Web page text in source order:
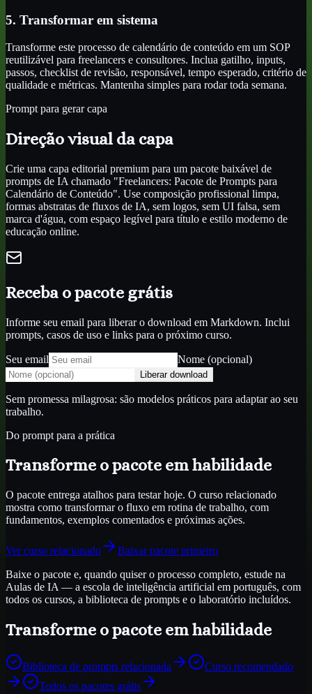
5. Transformar em sistema
Transforme este processo de calendário de conteúdo em um SOP
reutilizável para freelancers e consultores. Inclua gatilho, inputs,
passos, checklist de revisão, responsável, tempo esperado, critério de
qualidade e métricas. Mantenha simples para rodar toda semana.
Prompt para gerar capa
Direção visual da capa
Crie uma capa editorial premium para um pacote baixável de
prompts de IA chamado "Freelancers: Pacote de Prompts para
Calendário de Conteúdo". Use composição profissional limpa,
formas abstratas de fluxos de IA, sem logos, sem UI falsa, sem
marca d'água, com espaço legível para título e estilo moderno de
educação online.
Receba o pacote grátis
Informe seu email para liberar o download em Markdown. Inclui
prompts, casos de uso e links para o próximo curso.
Seu email Nome (opcional)
Liberar download
Sem promessa milagrosa: são modelos práticos para adaptar ao seu
trabalho.
Do prompt para a prática
Transforme o pacote em habilidade
O pacote entrega atalhos para testar hoje. O curso relacionado
mostra como transformar o fluxo em rotina de trabalho, com
fundamentos, exemplos comentados e próximas ações.
Ver curso relacionado
Baixar pacote primeiro
Baixe o pacote e, quando quiser o processo completo, estude na
Aulas de IA — a escola de inteligência artificial em português, com
todos os cursos, a biblioteca de prompts e o laboratório incluídos.
Transforme o pacote em habilidade
Biblioteca de prompts relacionada
Curso recomendado
Todos os pacotes grátis